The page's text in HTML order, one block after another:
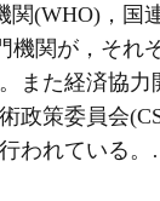
関(WHO)，国
機関が，それ
また経済協力
政策委員会
われている